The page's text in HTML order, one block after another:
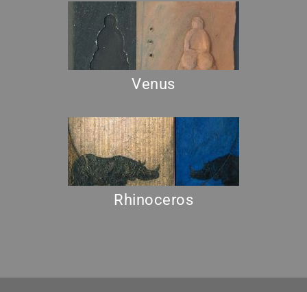
Venus
Rhinoceros